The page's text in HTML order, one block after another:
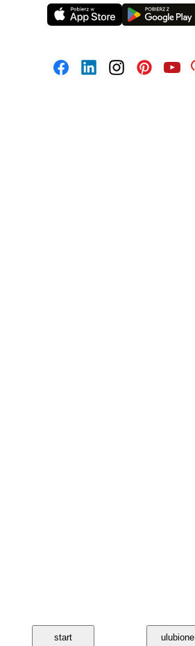
start ulubione